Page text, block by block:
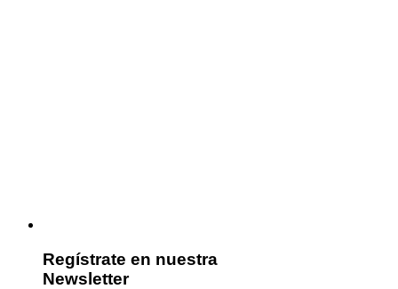
Regístrate en nuestra
Newsletter